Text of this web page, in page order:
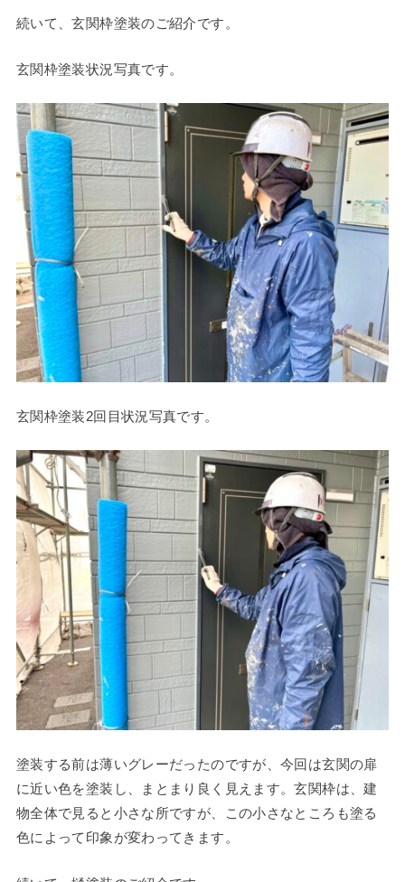
続いて、玄関枠塗装のご紹介です。
玄関枠塗装状況写真です。
玄関枠塗装2回目状況写真です。
塗装する前は薄いグレーだったのですが、今回は玄関の扉
に近い色を塗装し、まとまり良く見えます。玄関枠は、建
物全体で見ると小さな所ですが、この小さなところも塗る
色によって印象が変わってきます。